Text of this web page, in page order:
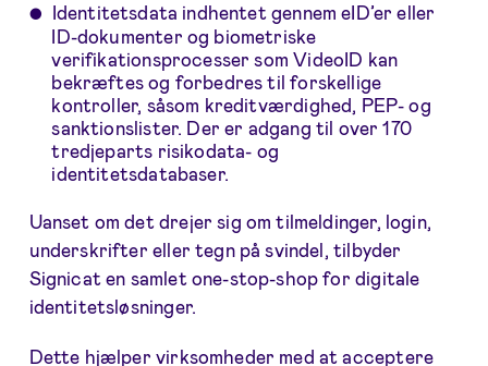
Identitetsdata indhentet gennem eID’er eller
ID-dokumenter og biometriske
verifikationsprocesser som VideoID kan
bekræftes og forbedres til forskellige
kontroller, såsom kreditværdighed, PEP- og
sanktionslister. Der er adgang til over 170
tredjeparts risikodata- og
identitetsdatabaser.
Uanset om det drejer sig om tilmeldinger, login,
underskrifter eller tegn på svindel, tilbyder
Signicat en samlet one-stop-shop for digitale
identitetsløsninger.
Dette hjælper virksomheder med at acceptere